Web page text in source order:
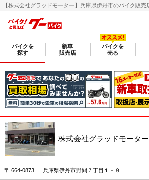
バイクを
探す
新車
販売店
バイクを
売る
株式会社グラッドモーター
〒 664-0873 兵庫県伊丹市野間７丁目１－９